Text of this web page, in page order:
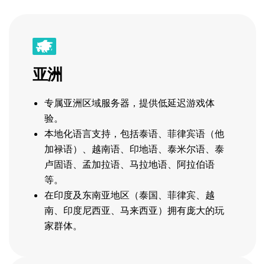
亚洲
专属亚洲区域服务器，提供低延迟游戏体
验。
本地化语言支持，包括泰语、菲律宾语（他
加禄语）、越南语、印地语、泰米尔语、泰
卢固语、孟加拉语、马拉地语、阿拉伯语
等。
在印度及东南亚地区（泰国、菲律宾、越
南、印度尼西亚、马来西亚）拥有庞大的玩
家群体。